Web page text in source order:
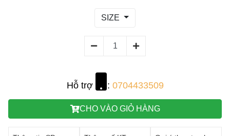
SIZE
Hỗ trợ : 0704433509
CHO VÀO GIỎ HÀNG